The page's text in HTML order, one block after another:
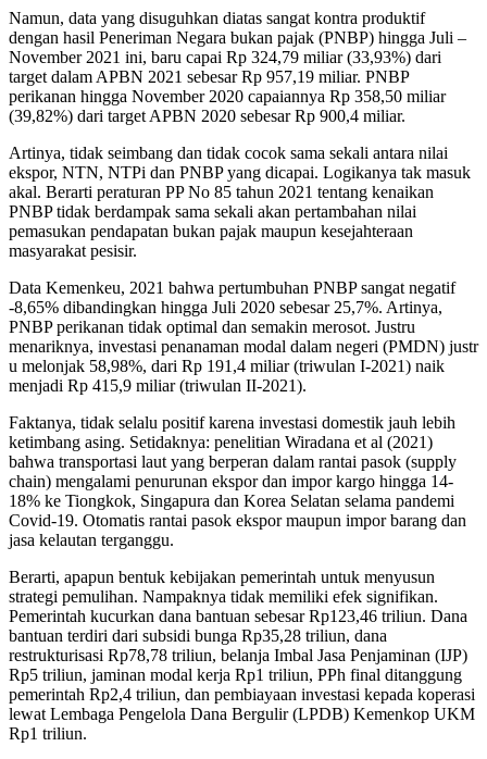
Namun, data yang disuguhkan diatas sangat kontra produktif
dengan hasil Peneriman Negara bukan pajak (PNBP) hingga Juli –
November 2021 ini, baru capai Rp 324,79 miliar (33,93%) dari
target dalam APBN 2021 sebesar Rp 957,19 miliar. PNBP
perikanan hingga November 2020 capaiannya Rp 358,50 miliar
(39,82%) dari target APBN 2020 sebesar Rp 900,4 miliar.
Artinya, tidak seimbang dan tidak cocok sama sekali antara nilai
ekspor, NTN, NTPi dan PNBP yang dicapai. Logikanya tak masuk
akal. Berarti peraturan PP No 85 tahun 2021 tentang kenaikan
PNBP tidak berdampak sama sekali akan pertambahan nilai
pemasukan pendapatan bukan pajak maupun kesejahteraan
masyarakat pesisir.
Data Kemenkeu, 2021 bahwa pertumbuhan PNBP sangat negatif
-8,65% dibandingkan hingga Juli 2020 sebesar 25,7%. Artinya,
PNBP perikanan tidak optimal dan semakin merosot. Justru
menariknya, investasi penanaman modal dalam negeri (PMDN) justr
u melonjak 58,98%, dari Rp 191,4 miliar (triwulan I-2021) naik
menjadi Rp 415,9 miliar (triwulan II-2021).
Faktanya, tidak selalu positif karena investasi domestik jauh lebih
ketimbang asing. Setidaknya: penelitian Wiradana et al (2021)
bahwa transportasi laut yang berperan dalam rantai pasok (supply
chain) mengalami penurunan ekspor dan impor kargo hingga 14-
18% ke Tiongkok, Singapura dan Korea Selatan selama pandemi
Covid-19. Otomatis rantai pasok ekspor maupun impor barang dan
jasa kelautan terganggu.
Berarti, apapun bentuk kebijakan pemerintah untuk menyusun
strategi pemulihan. Nampaknya tidak memiliki efek signifikan.
Pemerintah kucurkan dana bantuan sebesar Rp123,46 triliun. Dana
bantuan terdiri dari subsidi bunga Rp35,28 triliun, dana
restrukturisasi Rp78,78 triliun, belanja Imbal Jasa Penjaminan (IJP)
Rp5 triliun, jaminan modal kerja Rp1 triliun, PPh final ditanggung
pemerintah Rp2,4 triliun, dan pembiayaan investasi kepada koperasi
lewat Lembaga Pengelola Dana Bergulir (LPDB) Kemenkop UKM
Rp1 triliun.